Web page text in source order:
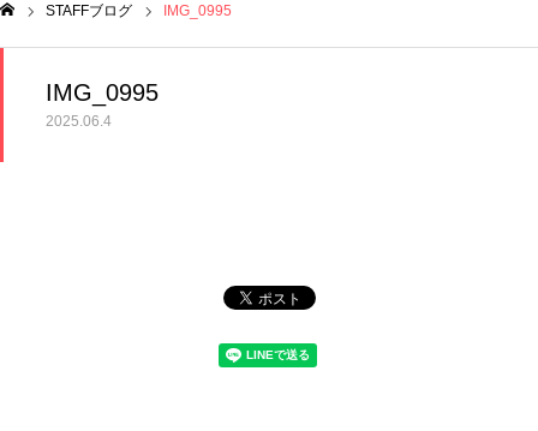
STAFFブログ IMG_0995
IMG_0995
2025.06.4